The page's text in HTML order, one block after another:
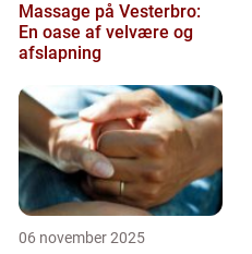
Massage på Vesterbro:
En oase af velvære og
afslapning
06 november 2025